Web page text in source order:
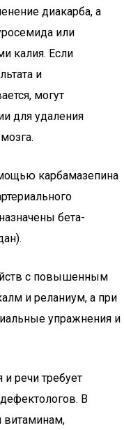
диакарба, а
или
калия. Если
и
могут
для удаления
карбамазепина
бета-
с повышенным
и реланиум, а при
упражнения и
речи требует
В
витаминам,